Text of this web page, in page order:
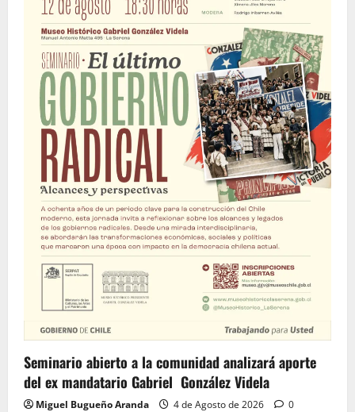
Seminario abierto a la comunidad analizará aporte
del ex mandatario Gabriel González Videla
Miguel Bugueño Aranda 4 de Agosto de 2026 0